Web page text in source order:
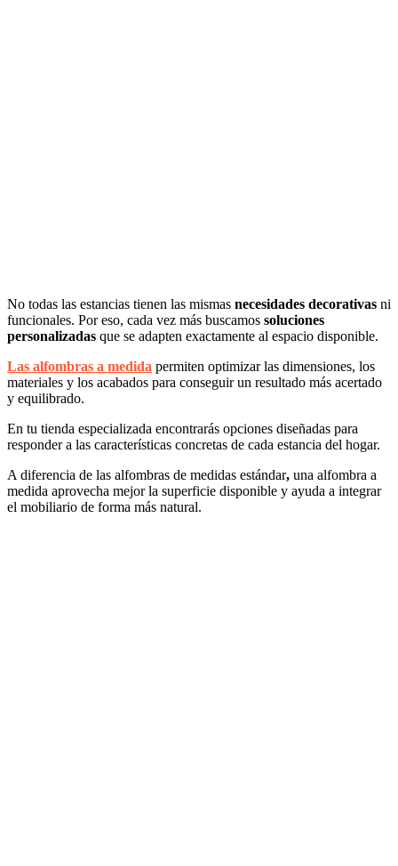
No todas las estancias tienen las mismas necesidades decorativas ni
funcionales. Por eso, cada vez más buscamos soluciones
personalizadas que se adapten exactamente al espacio disponible.
Las alfombras a medida permiten optimizar las dimensiones, los
materiales y los acabados para conseguir un resultado más acertado
y equilibrado.
En tu tienda especializada encontrarás opciones diseñadas para
responder a las características concretas de cada estancia del hogar.
A diferencia de las alfombras de medidas estándar, una alfombra a
medida aprovecha mejor la superficie disponible y ayuda a integrar
el mobiliario de forma más natural.